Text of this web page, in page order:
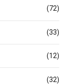
(72)
(33)
(12)
(32)